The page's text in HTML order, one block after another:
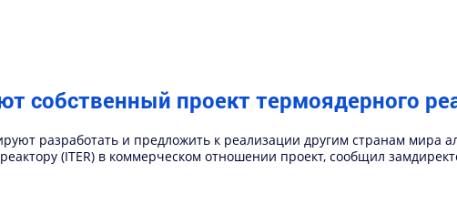
собственный проект термоядерного
разработать и предложить к реализации другим странам мира
(ITER) в коммерческом отношении проект, сообщил